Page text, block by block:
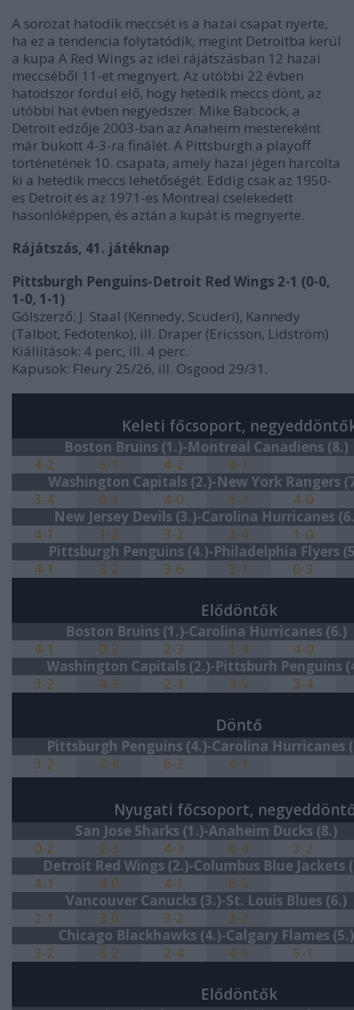
A sorozat hatodik meccsét is a hazai csapat nyerte,
ha ez a tendencia folytatódik, megint Detroitba kerül
a kupa A Red Wings az idei rájátszásban 12 hazai
meccséből 11-et megnyert. Az utóbbi 22 évben
hatodszor fordul elő, hogy hetedik meccs dönt, az
utóbbi hat évben negyedszer. Mike Babcock, a
Detroit edzője 2003-ban az Anaheim mestereként
már bukott 4-3-ra finálét. A Pittsburgh a playoff
történetének 10. csapata, amely hazai jégen harcolta
ki a hetedik meccs lehetőségét. Eddig csak az 1950-
es Detroit és az 1971-es Montreal cselekedett
hasonlóképpen, és aztán a kupát is megnyerte.
Rájátszás, 41. játéknap
Pittsburgh Penguins-Detroit Red Wings 2-1 (0-0,
1-0, 1-1)
Gólszerző: J. Staal (Kennedy, Scuderi), Kannedy
(Talbot, Fedotenko), ill. Draper (Ericsson, Lidström)
Kiállítások: 4 perc, ill. 4 perc.
Kapusok: Fleury 25/26, ill. Osgood 29/31.
Keleti főcsoport,
Boston Bruins (1.)-Montreal Canadiens (8.)
4-2
5-1 4-2
4-1
Washington Capitals (2.)-New York Rangers
3-4
0-1 4-0 1-2
4-0
New Jersey Devils (3.)-Carolina Hurricanes
4-1
1-2 3-2 3-4
1-0
Pittsburgh Penguins (4.)-Philadelphia Flyers
4-1
3-2 3-6 3-1 0-3
Elődöntők
Boston Bruins (1.)-Carolina Hurricanes (6.)
4-1
0-3 2-3 1-4
4-0
Washington Capitals (2.)-Pittsburh Penguins
3-2
4-3 2-3 3-5 3-4
Döntő
Pittsburgh Penguins (4.)-Carolina Hurricanes
3-2
7-4 6-2 4-1
Nyugati főcsoport,
San Jose Sharks (1.)-Anaheim Ducks (8.)
0-2
2-3 4-3 0-4
3-2
Detroit Red Wings (2.)-Columbus Blue Jackets
4-1
4-0 4-1
6-5
Vancouver Canucks (3.)-St. Louis Blues (6.)
2-1
3-0 3-2
3-2
Chicago Blackhawks (4.)-Calgary Flames (5.)
3-2
3-2 2-4 4-6 5-1
Elődöntők